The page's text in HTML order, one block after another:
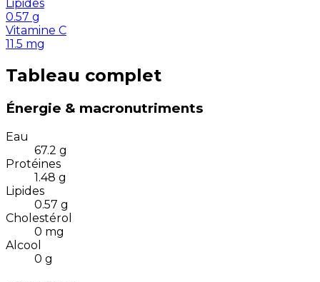
Lipides
0.57 g
Vitamine C
11.5 mg
Tableau complet
Énergie & macronutriments
Eau
67.2 g
Protéines
1.48 g
Lipides
0.57 g
Cholestérol
0 mg
Alcool
0 g